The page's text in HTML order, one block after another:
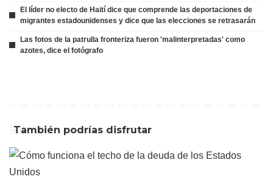
El líder no electo de Haití dice que comprende las deportaciones de
migrantes estadounidenses y dice que las elecciones se retrasarán
Las fotos de la patrulla fronteriza fueron 'malinterpretadas' como
azotes, dice el fotógrafo
También podrías disfrutar